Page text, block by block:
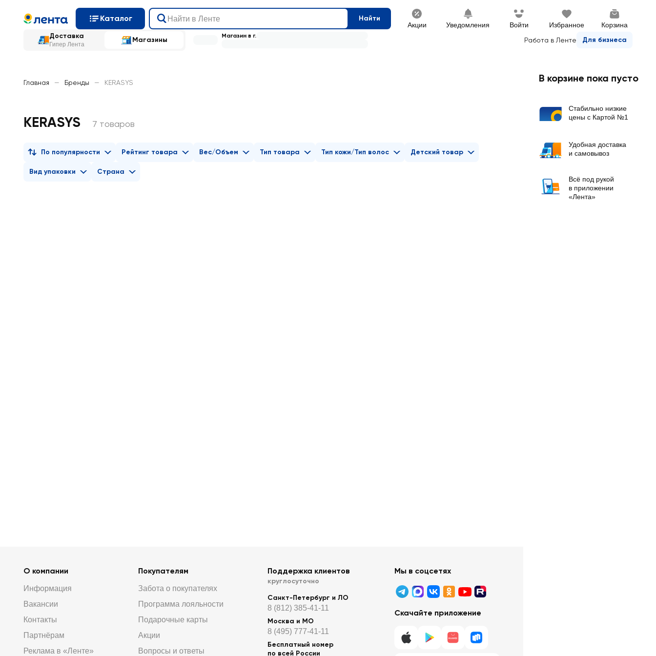
Каталог Найти
Акции Уведомления Войти Избранное Корзина
Доставка
Гипер Лента
Магазины Работа в Ленте Для бизнеса
Магазин в г.
Главная — Бренды — KERASYS
KERASYS 7 товаров
По популярности Рейтинг товара Вес/Объем Тип товара Тип кожи/Тип волос Детский товар
Вид упаковки Страна
О компании
Информация
Вакансии
Контакты
Партнёрам
Реклама в «Ленте»
Покупателям
Забота о покупателях
Программа лояльности
Подарочные карты
Акции
Вопросы и ответы
Поддержка клиентов
круглосуточно
Санкт-Петербург и ЛО
8 (812) 385-41-11
Москва и МО
8 (495) 777-41-11
Бесплатный номер
по всей России
Мы в соцсетях
Скачайте приложение
В корзине пока пусто
Стабильно низкие
цены с Картой №1
Удобная доставка
и самовывоз
Всё под рукой
в приложении
«Лента»